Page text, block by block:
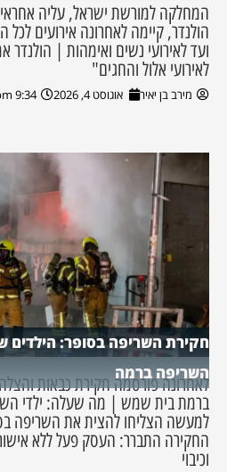
המחלקה למורשת ישראל, עליה
הולנדר, קיימה לאחרונה אירועים לכל
ועד לאירועי נשים ואימהות |
לאירועי אלול והחגים"
מירב בן יאיר אוגוסט 4, 2026 9:34 pm
חקירת השריפה בסופר: הילדים
השריפה ברמה
לאחרונה פורסמה חקירת כבאות
ברמת בית שמש | מה שעלה: ילדי
למעשה הצליחו להצית את השריפה
החקירה התברר: העסק פעל ללא אישור
וכיבוי